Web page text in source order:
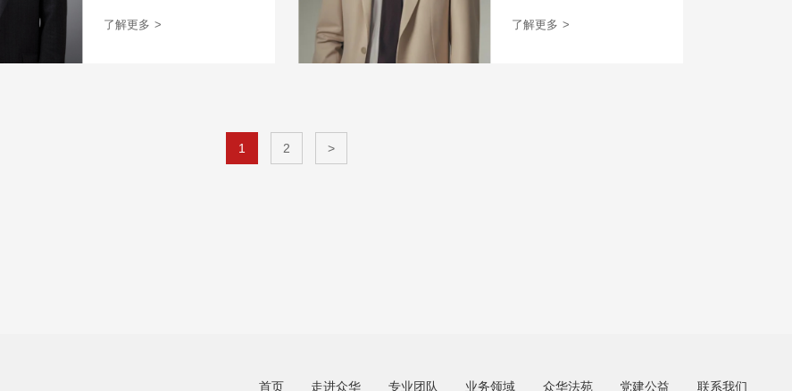
了解更多 > 了解更多 >
1 2 >
首页 走进众华 专业团队 业务领域 众华法苑 党建公益 联系我们